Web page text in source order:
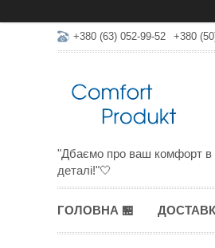
+380 (63) 052-99-52 +380
"Дбаємо про ваш комфорт в
деталі!"🤍
ГОЛОВНА 🏪